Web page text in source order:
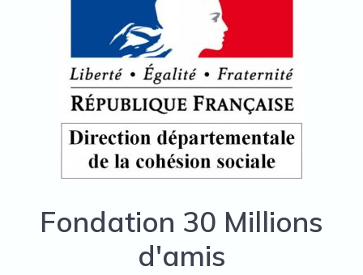
Fondation 30 Millions
d'amis